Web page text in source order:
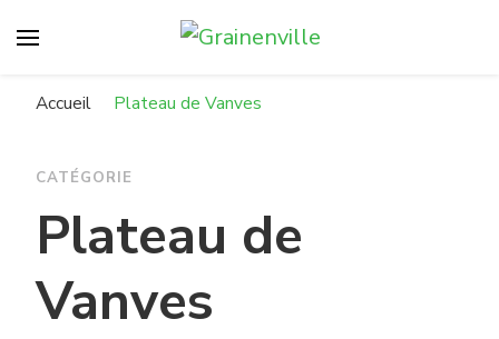
Accueil Plateau de Vanves
CATÉGORIE
Plateau de
Vanves